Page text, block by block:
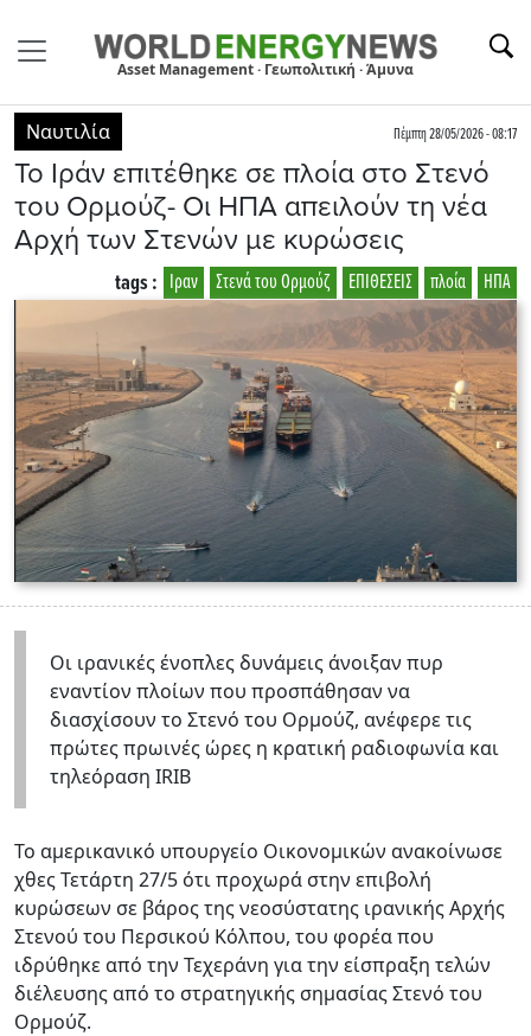
Asset Management · Γεωπολιτική · Άμυνα
Ναυτιλία Πέμπτη 28/05/2026 - 08:17
Το Ιράν επιτέθηκε σε πλοία στο Στενό
του Ορμούζ- Οι ΗΠΑ απειλούν τη νέα
Αρχή των Στενών με κυρώσεις
ΗΠΑ
πλοία
ΕΠΙΘΕΣΕΙΣ
Στενά του Ορμούζ
Ιραν
tags :
Οι ιρανικές ένοπλες δυνάμεις άνοιξαν πυρ
εναντίον πλοίων που προσπάθησαν να
διασχίσουν το Στενό του Ορμούζ, ανέφερε τις
πρώτες πρωινές ώρες η κρατική ραδιοφωνία και
τηλεόραση IRIB
Το αμερικανικό υπουργείο Οικονομικών ανακοίνωσε
χθες Τετάρτη 27/5 ότι προχωρά στην επιβολή
κυρώσεων σε βάρος της νεοσύστατης ιρανικής Αρχής
Στενού του Περσικού Κόλπου, του φορέα που
ιδρύθηκε από την Τεχεράνη για την είσπραξη τελών
διέλευσης από το στρατηγικής σημασίας Στενό του
Ορμούζ.